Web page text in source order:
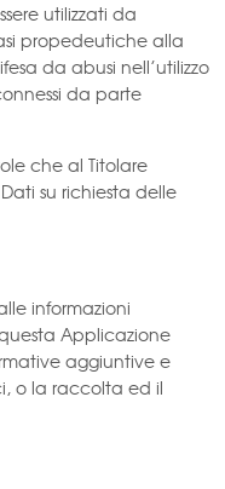
utilizzati da
propedeutiche alla
da abusi nell’utilizzo
da parte
che al Titolare
su richiesta delle
informazioni
Applicazione
aggiuntive e
o la raccolta ed il